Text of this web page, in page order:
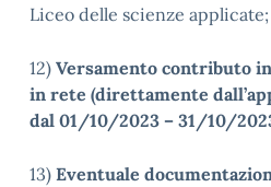
Liceo delle scienze applicate;
12) Versamento contributo
in rete (direttamente
dal 01/10/2023 – 31/10/
13) Eventuale